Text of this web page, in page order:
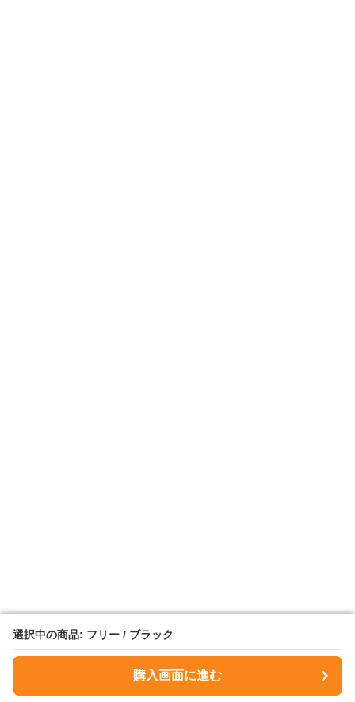
選択中の商品: フリー / ブラック
購入画面に進む
選択中の商品: フリー / ブラック
購入画面に進む